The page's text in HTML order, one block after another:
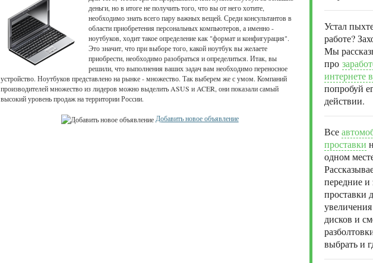
деньги, но в итоге не получить того, что вы от него хотите,
необходимо знать всего пару важных вещей. Среди консультантов в
области приобретения персональных компьютеров, а именно -
ноутбуков, ходит такое определение как "формат и конфигурация".
Это значит, что при выборе того, какой ноутбук вы желаете
приобрести, необходимо разобраться и определиться. Итак, вы
решили, что выполнения ваших задач вам необходимо переносное
устройство. Ноутбуков представлено на рынке - множество. Так выберем же с умом. Компаний
производителей множество из лидеров можно выделить ASUS и ACER, они показали самый
высокий уровень продаж на территории России.
Добавить новое объявление
Устал
работе?
Мы
про
интернете
попробуй
действии.
Все
проставки
одном
передние и
проставки
дисков и
выбрать и